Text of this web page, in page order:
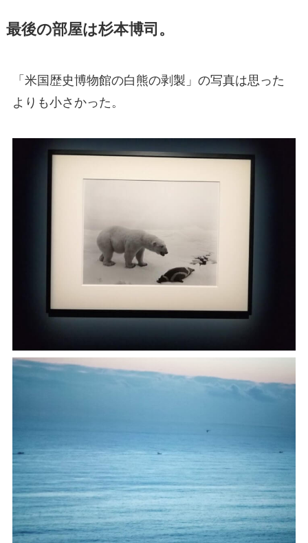
最後の部屋は杉本博司。
「米国歴史博物館の白熊の剥製」の写真は思った
よりも小さかった。